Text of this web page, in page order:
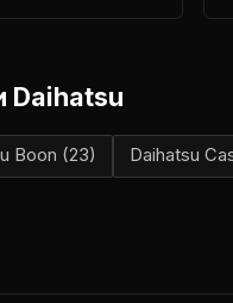
Daihatsu
Boon (23) Daihatsu